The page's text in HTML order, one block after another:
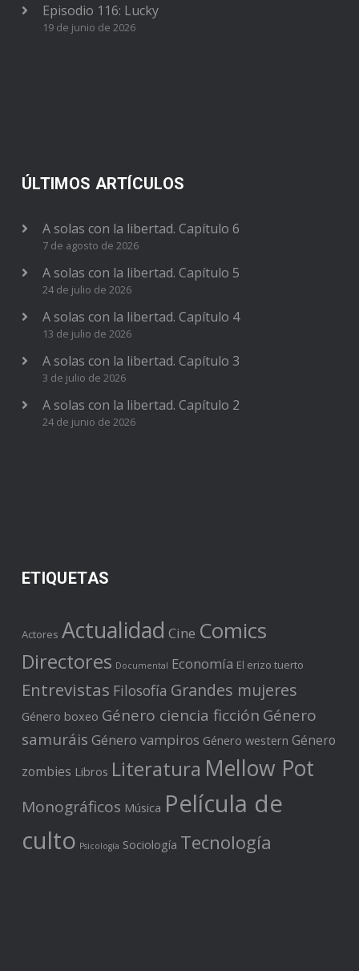
Episodio 116: Lucky
19 de junio de 2026
ÚLTIMOS ARTÍCULOS
A solas con la libertad. Capítulo 6
7 de agosto de 2026
A solas con la libertad. Capítulo 5
24 de julio de 2026
A solas con la libertad. Capítulo 4
13 de julio de 2026
A solas con la libertad. Capítulo 3
3 de julio de 2026
A solas con la libertad. Capítulo 2
24 de junio de 2026
ETIQUETAS
Actores Actualidad Cine Comics
Directores Documental Economía El erizo tuerto
Entrevistas Filosofía Grandes mujeres
Género boxeo Género ciencia ficción Género
samuráis Género vampiros Género western Género
zombies Libros Literatura Mellow Pot
Monográficos Música Película de
culto Psicología Sociología Tecnología